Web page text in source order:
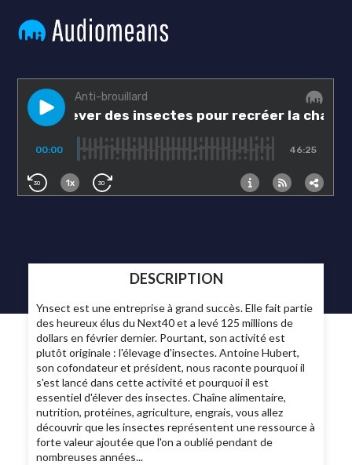
DESCRIPTION
Ynsect est une entreprise à grand succès. Elle fait partie
des heureux élus du Next40 et a levé 125 millions de
dollars en février dernier. Pourtant, son activité est
plutôt originale : l'élevage d'insectes. Antoine Hubert,
son cofondateur et président, nous raconte pourquoi il
s'est lancé dans cette activité et pourquoi il est
essentiel d'élever des insectes. Chaîne alimentaire,
nutrition, protéines, agriculture, engrais, vous allez
découvrir que les insectes représentent une ressource à
forte valeur ajoutée que l'on a oublié pendant de
nombreuses années...